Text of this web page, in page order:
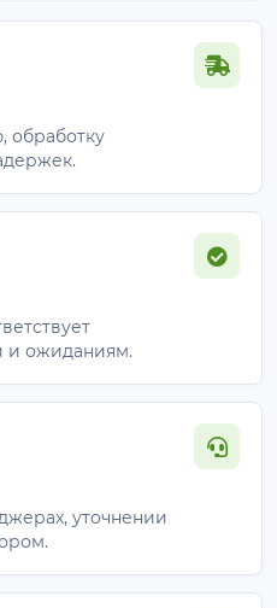
обработку
и ожиданиям.
уточнении